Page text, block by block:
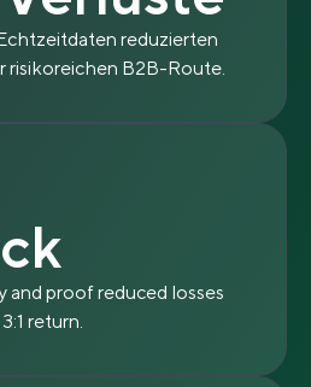
reduzierten
risikoreichen B2B-Route.
proof reduced losses
return.